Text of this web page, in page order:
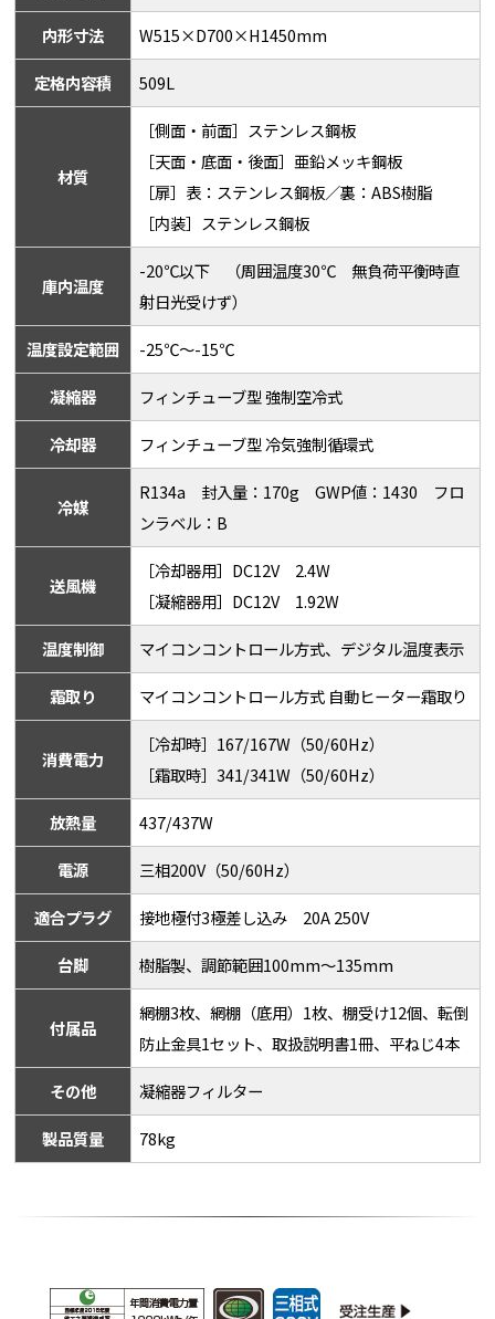
内形寸法 W515×D700×H1450mm
定格内容積 509L
材質
［側面・前面］ステンレス鋼板
［天面・底面・後面］亜鉛メッキ鋼板
［扉］表：ステンレス鋼板／裏：ABS樹脂
［内装］ステンレス鋼板
庫内温度
-20℃以下 （周囲温度30℃ 無負荷平衡時直
射日光受けず）
温度設定範囲 -25℃～-15℃
凝縮器 フィンチューブ型 強制空冷式
冷却器 フィンチューブ型 冷気強制循環式
冷媒
R134a 封入量：170g GWP値：1430 フロ
ンラベル：B
送風機
［冷却器用］DC12V 2.4W
［凝縮器用］DC12V 1.92W
温度制御 マイコンコントロール方式、デジタル温度表示
霜取り マイコンコントロール方式 自動ヒーター霜取り
消費電力
［冷却時］167/167W（50/60Hz）
［霜取時］341/341W（50/60Hz）
放熱量 437/437W
電源 三相200V（50/60Hz）
適合プラグ 接地極付3極差し込み 20A 250V
台脚 樹脂製、調節範囲100mm～135mm
付属品
網棚3枚、網棚（底用）1枚、棚受け12個、転倒
防止金具1セット、取扱説明書1冊、平ねじ4本
その他 凝縮器フィルター
製品質量 78kg